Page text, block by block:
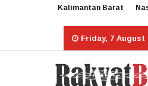
Kalimantan Barat
Friday, 7 August